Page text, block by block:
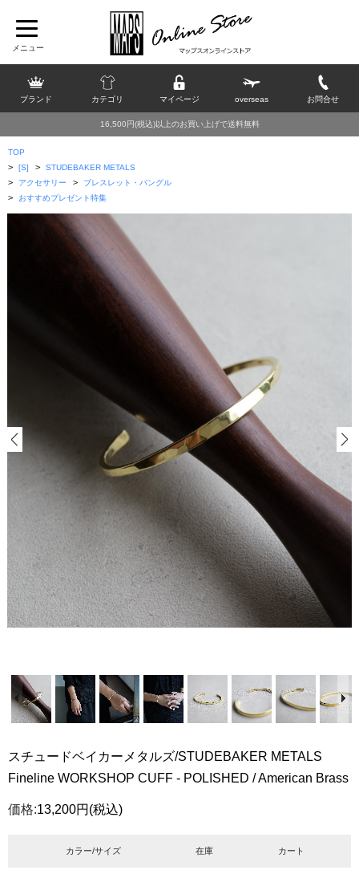
ブランド カテゴリ マイページ overseas お問合せ
16,500円(税込)以上のお買い上げで送料無料
TOP
> [S] > STUDEBAKER METALS
> アクセサリー > ブレスレット・バングル
> おすすめプレゼント特集
スチュードベイカーメタルズ/STUDEBAKER METALS
Fineline WORKSHOP CUFF - POLISHED / American Brass
価格:13,200円 (税込)
カラー/サイズ 在庫 カート